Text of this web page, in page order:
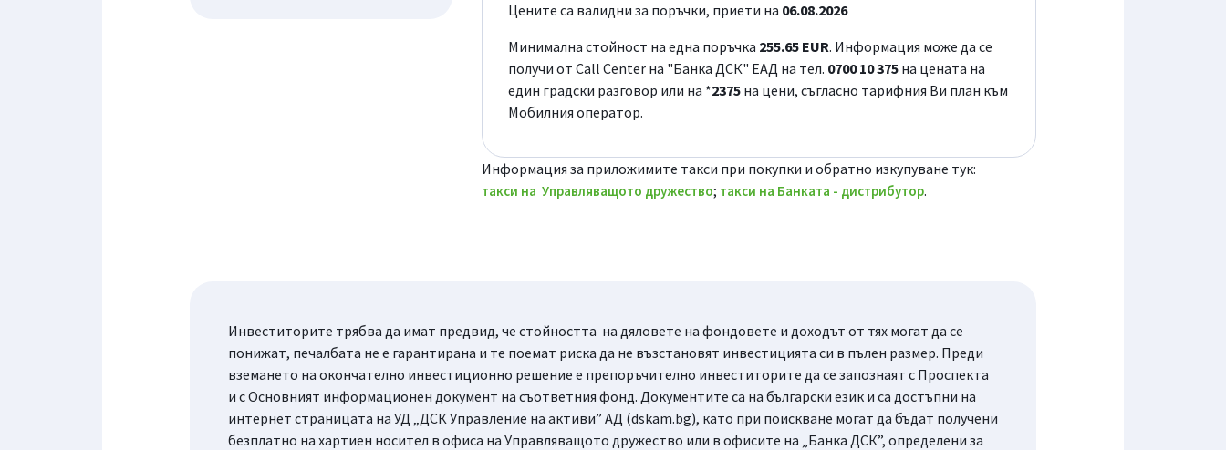
Цените са валидни за поръчки, приети на 06.08.2026
Минимална стойност на една поръчка 255.65 EUR. Информация може да се
получи от Call Center на "Банка ДСК" ЕАД на тел. 0700 10 375на цената на
един градски разговор или на *2375на цени, съгласно тарифния Ви план към
Мобилния оператор.
Информация за приложимите такси при покупки и обратно изкупуване тук:
такси на Управляващото дружество; такси на Банката - дистрибутор.
Инвеститорите трябва да имат предвид, че стойността на дяловете на фондовете и доходът от тях могат да се
понижат, печалбата не е гарантирана и те поемат риска да не възстановят инвестицията си в пълен размер. Преди
вземането на окончателно инвестиционно решение е препоръчително инвеститорите да се запознаят с Проспекта
и с Основният информационен документ на съответния фонд. Документите са на български език и са достъпни на
интернет страницата на УД „ДСК Управление на активи” АД (dskam.bg), като при поискване могат да бъдат получени
безплатно на хартиен носител в офиса на Управляващото дружество или в офисите на „Банка ДСК”, определени за